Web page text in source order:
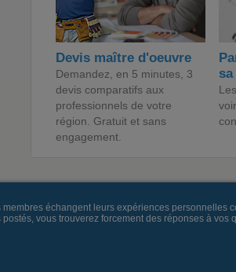
Devis maître d'oeuvre
Demandez, en 5 minutes, 3
devis comparatifs aux
professionnels de votre
région. Gratuit et sans
engagement.
échangent leurs expériences
vous trouverez forcement des réponses à